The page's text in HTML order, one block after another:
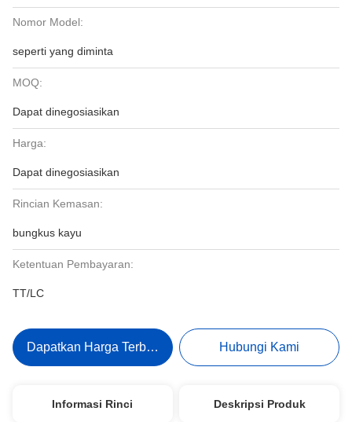
Nomor Model:
seperti yang diminta
MOQ:
Dapat dinegosiasikan
Harga:
Dapat dinegosiasikan
Rincian Kemasan:
bungkus kayu
Ketentuan Pembayaran:
TT/LC
Dapatkan Harga Terbaik Hubungi Kami
Informasi Rinci Deskripsi Produk